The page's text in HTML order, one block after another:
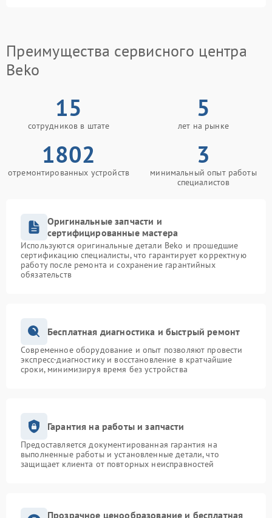
Преимущества сервисного центра
Beko
15
сотрудников в штате
5
лет на рынке
1802
отремонтированных устройств
3
минимальный опыт работы
специалистов
Оригинальные запчасти и
сертифицированные мастера
Используются оригинальные детали Beko и прошедшие
сертификацию специалисты, что гарантирует корректную
работу после ремонта и сохранение гарантийных
обязательств
Бесплатная диагностика и быстрый ремонт
Современное оборудование и опыт позволяют провести
экспресс-диагностику и восстановление в кратчайшие
сроки, минимизируя время без устройства
Гарантия на работы и запчасти
Предоставляется документированная гарантия на
выполненные работы и установленные детали, что
защищает клиента от повторных неисправностей
Прозрачное ценообразование и бесплатная